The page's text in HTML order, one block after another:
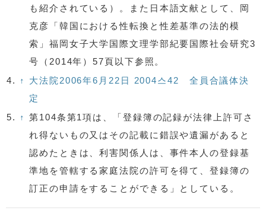
も紹介されている）。また日本語文献として、岡
克彦「韓国における性転換と性差基準の法的模
索」福岡女子大学国際文理学部紀要国際社会研究3
号（2014年）57頁以下参照。
4.
↑
大法院2006年6月22日 2004스42 全員合議体決
定
5.
↑ 第104条第1項は、「登録簿の記録が法律上許可さ
れ得ないもの又はその記載に錯誤や遺漏があると
認めたときは、利害関係人は、事件本人の登録基
準地を管轄する家庭法院の許可を得て、登録簿の
訂正の申請をすることができる」としている。